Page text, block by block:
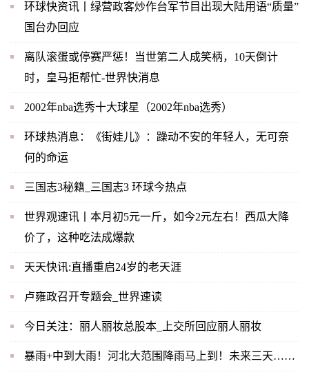
环球快资讯丨绿营政客炒作台军节目出现大陆用语“质量”
国台办回应
离队滚蛋或停赛严惩！当世第二人成笑柄，10天倒计
时，皇马拒帮忙-世界快消息
2002年nba选秀十大球星（2002年nba选秀）
环球热消息：《街娃儿》：躁动不安的年轻人，无可奈
何的命运
三国志3秘籍_三国志3 环球今热点
世界观速讯丨本月初5元一斤，如今2元左右！西瓜大降
价了，这种吃法成爆款
天天快讯:直播重启24岁的老天涯
卢雍政召开专题会_世界速读
今日关注：丽人丽妆总股本_上交所回应丽人丽妆
暴雨+中到大雨！河北大范围降雨马上到！未来三天……